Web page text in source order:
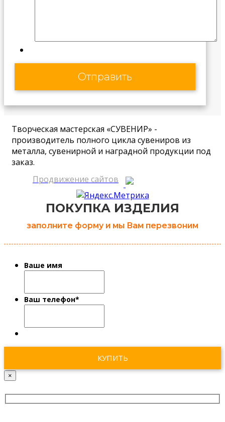
Творческая мастерская «СУВЕНИР» -
производитель полного цикла сувениров из
металла, сувенирной и наградной продукции под
заказ.
Продвижение сайтов
ПОКУПКА ИЗДЕЛИЯ
заполните форму и мы Вам перезвоним
Ваше имя
Ваш телефон*
×